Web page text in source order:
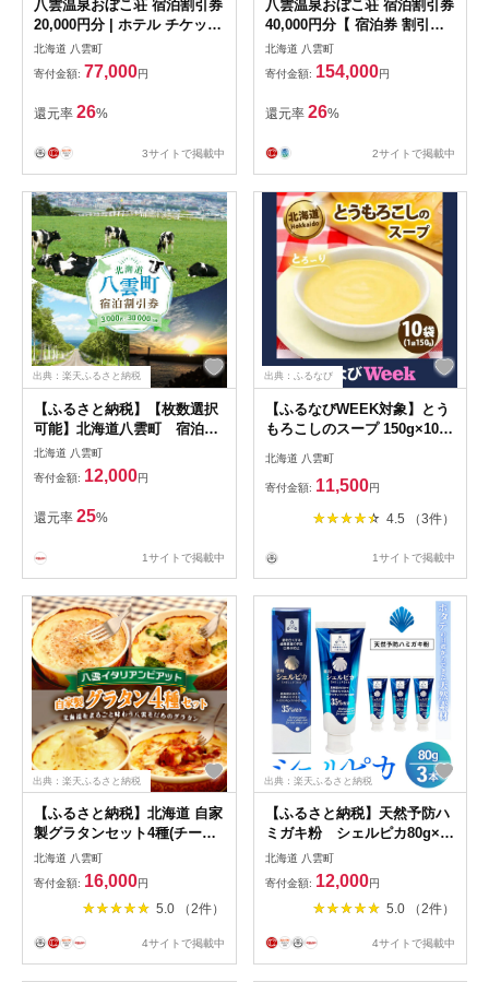
八雲温泉おぼこ荘 宿泊割引券
20,000円分 | ホテル チケット
観光 宿泊
北海道 八雲町
寄付金額: 77,000円
還元率 26%
3サイトで掲載中
八雲温泉おぼこ荘 宿泊割引券
40,000円分【 宿泊券 割引券
旅行 ホテル ホテルチケット
宿泊チケット チケット
40,000円分 観光 宿泊 ご当地
八雲町 北海道 】
北海道 八雲町
寄付金額: 154,000円
還元率 26%
2サイトで掲載中
出典：楽天ふるさと納税
【ふるさと納税】【枚数選択
可能】北海道八雲町 宿泊割
引券3,000円分 1枚〜10枚
北海道 八雲町
寄付金額: 12,000円
還元率 25%
1サイトで掲載中
出典：ふるなび
【ふるなびWEEK対象】とう
もろこしのスープ 150g×10袋
スープ 北海道
北海道 八雲町
寄付金額: 11,500円
4.5 （3件）
1サイトで掲載中
出典：楽天ふるさと納税
【ふるさと納税】北海道 自家
製グラタンセット4種(チー
ズ、ミートソース、カニ、ホ
タテ・エビ・ブロッコリー)
※沖縄・離島への配送不可
北海道 八雲町
寄付金額: 16,000円
5.0 （2件）
4サイトで掲載中
出典：楽天ふるさと納税
【ふるさと納税】天然予防ハ
ミガキ粉 シェルピカ80g×3
本セット ※沖縄・離島への配
北海道 八雲町
寄付金額: 12,000円
5.0 （2件）
4サイトで掲載中